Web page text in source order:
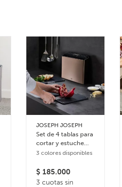
JOSEPH JOSEPH
Set de 4 tablas para
cortar y estuche
Folio Steel
3 colores disponibles
$ 185.000
3 cuotas sin